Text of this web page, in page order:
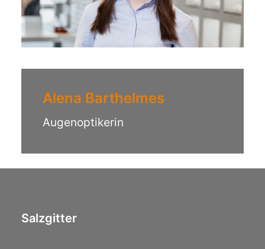
Alena Barthelmes
Augenoptikerin
Salzgitter